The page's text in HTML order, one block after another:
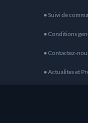
● Suivi de
● Conditions
● Contactez-
● Actualites et